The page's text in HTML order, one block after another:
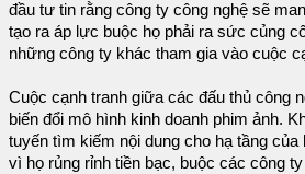
đầu tư tin rằng công ty công nghệ sẽ
tạo ra áp lực buộc họ phải ra sức củng
những công ty khác tham gia vào cuộc
Cuộc cạnh tranh giữa các đấu thủ công
biến đổi mô hình kinh doanh phim ảnh.
tuyến tìm kiếm nội dung cho hạ tầng của
vì họ rủng rỉnh tiền bạc, buộc các công